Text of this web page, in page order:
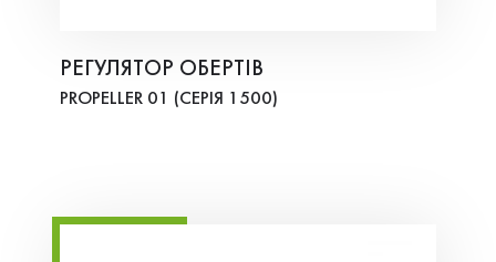
РЕГУЛЯТОР ОБЕРТІВ
PROPELLER 01 (СЕРІЯ 1500)